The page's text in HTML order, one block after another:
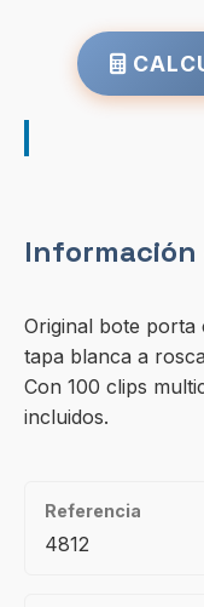
Original bote
tapa blanca a
Con 100 clips
incluidos.
Referencia
4812